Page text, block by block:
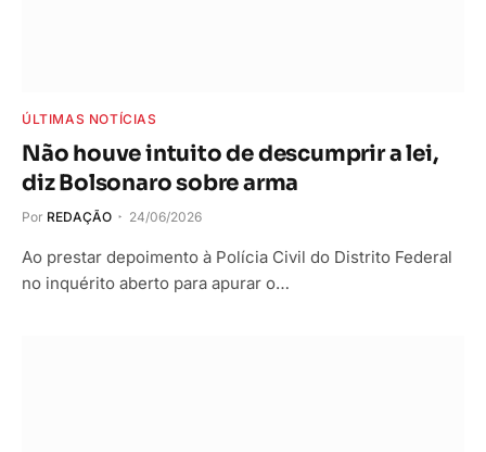
ÚLTIMAS NOTÍCIAS
Não houve intuito de descumprir a lei,
diz Bolsonaro sobre arma
Por REDAÇÃO 24/06/2026
Ao prestar depoimento à Polícia Civil do Distrito Federal
no inquérito aberto para apurar o…